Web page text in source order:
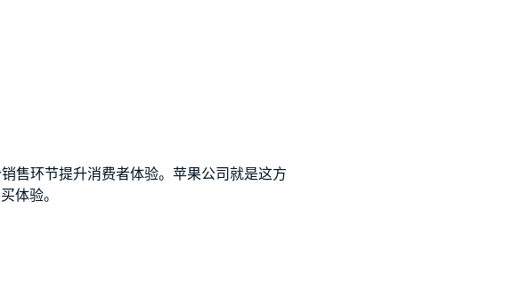
售环节提升消费者体验。苹果公司就是这方
体验。